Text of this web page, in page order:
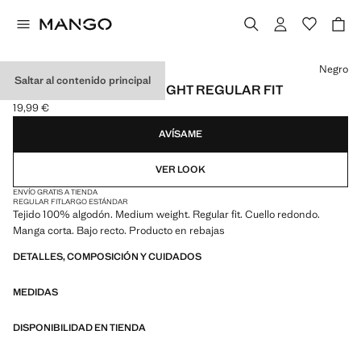
Saltar al contenido principal
CAMISETA MEDIUM WEIGHT REGULAR FIT
Precio actual [19,99 € ]
19,99 €
Selecciona un color
Negro
AVÍSAME
VER LOOK
ENVÍO GRATIS A TIENDA
REGULAR FITLARGO ESTÁNDAR
Tejido 100% algodón. Medium weight. Regular fit. Cuello redondo.
Manga corta. Bajo recto. Producto en rebajas
DETALLES, COMPOSICIÓN Y CUIDADOS
MEDIDAS
DISPONIBILIDAD EN TIENDA